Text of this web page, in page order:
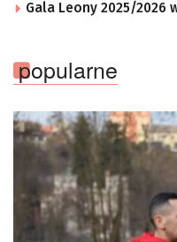
Gala Leony 2025/2026
popularne